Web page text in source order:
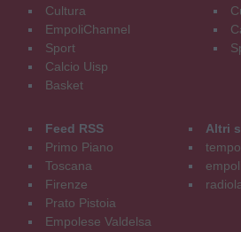
Cultura
EmpoliChannel
Sport
Calcio Uisp
Basket
Feed RSS
Primo Piano
Toscana
Firenze
Prato Pistoia
Empolese Valdelsa
Altri